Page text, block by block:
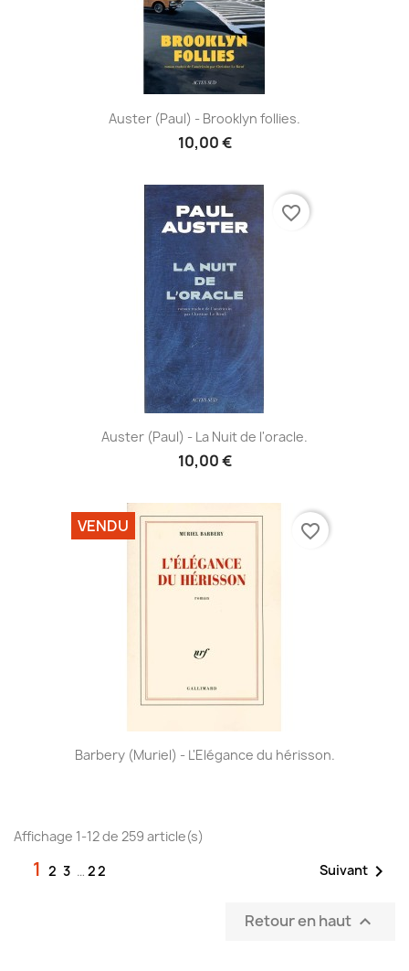
Auster (Paul) - Brooklyn follies.
10,00 €
Auster (Paul) - La Nuit de l'oracle.
10,00 €
favorite_border
Barbery (Muriel) - L'Elégance du hérisson.
VENDU favorite_border
Affichage 1-12 de 259 article(s)
1 2 3 … 22 Suivant 
Retour en haut 